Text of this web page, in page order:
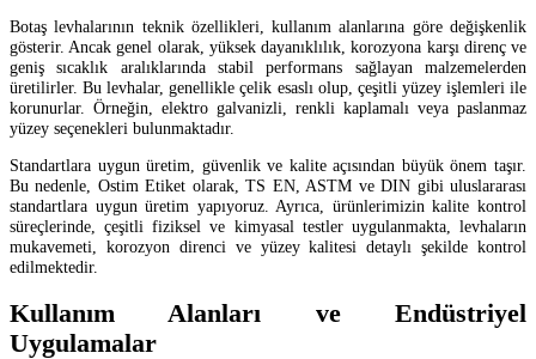
Botaş levhalarının teknik özellikleri, kullanım alanlarına göre değişkenlik
gösterir. Ancak genel olarak, yüksek dayanıklılık, korozyona karşı direnç ve
geniş sıcaklık aralıklarında stabil performans sağlayan malzemelerden
üretilirler. Bu levhalar, genellikle çelik esaslı olup, çeşitli yüzey işlemleri ile
korunurlar. Örneğin, elektro galvanizli, renkli kaplamalı veya paslanmaz
yüzey seçenekleri bulunmaktadır.
Standartlara uygun üretim, güvenlik ve kalite açısından büyük önem taşır.
Bu nedenle, Ostim Etiket olarak, TS EN, ASTM ve DIN gibi uluslararası
standartlara uygun üretim yapıyoruz. Ayrıca, ürünlerimizin kalite kontrol
süreçlerinde, çeşitli fiziksel ve kimyasal testler uygulanmakta, levhaların
mukavemeti, korozyon direnci ve yüzey kalitesi detaylı şekilde kontrol
edilmektedir.
Kullanım Alanları ve Endüstriyel
Uygulamalar